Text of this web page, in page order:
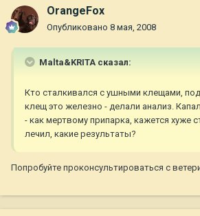
OrangeFox
Опубликовано 8 мая, 2008
Malta&KRITA сказал:
Кто сталкивался с ушными клещами,
клещ это железно - делали анализ.
- как мертвому припарка, кажется хуже
лечил, какие результаты?
Попробуйте проконсультироваться с